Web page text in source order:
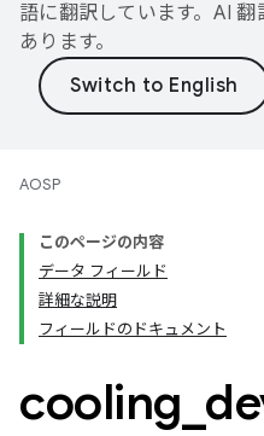
語に翻訳しています。AI
あります。
AOSP
このページの内容
データ フィールド
詳細な説明
フィールドのドキュメント
cooling